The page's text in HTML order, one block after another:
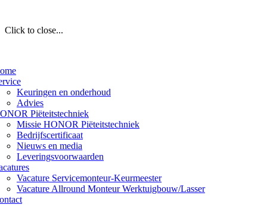
Click to close...
Keuringen en onderhoud
Advies
Piëteitstechniek
Missie HONOR Piëteitstechniek
Bedrijfscertificaat
Nieuws en media
Leveringsvoorwaarden
Vacature Servicemonteur-Keurmeester
Vacature Allround Monteur Werktuigbouw/Lasser